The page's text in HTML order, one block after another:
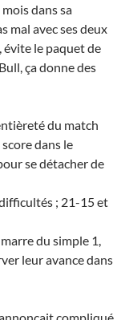
dans sa
mal avec ses deux
évite le paquet de
ça donne des
du match
dans le
se détacher de
; 21-15 et
du simple 1,
leur avance dans
compliqué